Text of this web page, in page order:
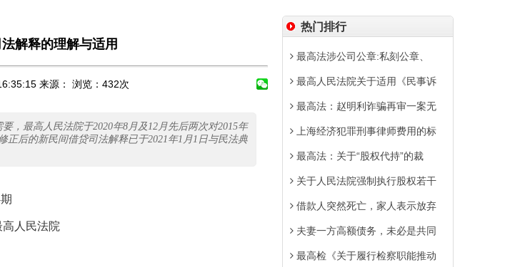
解释的理解与适用
来源： 浏览： 432次
，最高人民法院于2020年8月及12月先后两次对2015年
后的新民间借贷司法解释已于2021年1月1日与民法典
期
人民法院
热门排行
最高法涉公司公章:私刻公章、
最高人民法院关于适用《民事诉
最高法：赵明利诈骗再审一案无
上海经济犯罪刑事律师费用的标
最高法：关于“股权代持”的裁
关于人民法院强制执行股权若干
借款人突然死亡，家人表示放弃
夫妻一方高额债务，未必是共同
最高检《关于履行检察职能推动